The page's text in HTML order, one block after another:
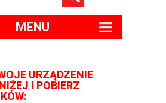
MENU
URZĄDZENIE
I POBIERZ